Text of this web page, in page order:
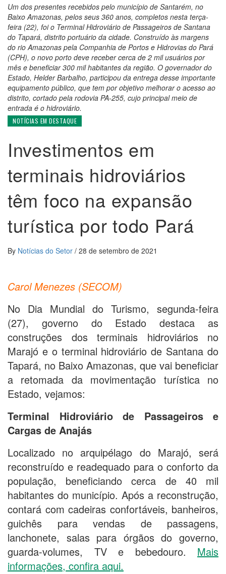
Um dos presentes recebidos pelo município de Santarém, no
Baixo Amazonas, pelos seus 360 anos, completos nesta terça-
feira (22), foi o Terminal Hidroviário de Passageiros de Santana
do Tapará, distrito portuário da cidade. Construído às margens
do rio Amazonas pela Companhia de Portos e Hidrovias do Pará
(CPH), o novo porto deve receber cerca de 2 mil usuários por
mês e beneficiar 300 mil habitantes da região. O governador do
Estado, Helder Barbalho, participou da entrega desse importante
equipamento público, que tem por objetivo melhorar o acesso ao
distrito, cortado pela rodovia PA-255, cujo principal meio de
entrada é o hidroviário.
NOTÍCIAS EM DESTAQUE
Investimentos em
terminais hidroviários
têm foco na expansão
turística por todo Pará
By Notícias do Setor / 28 de setembro de 2021
Carol Menezes (SECOM)
No Dia Mundial do Turismo, segunda-feira
(27), governo do Estado destaca as
construções dos terminais hidroviários no
Marajó e o terminal hidroviário de Santana do
Tapará, no Baixo Amazonas, que vai beneficiar
a retomada da movimentação turística no
Estado, vejamos:
Terminal Hidroviário de Passageiros e
Cargas de Anajás
Localizado no arquipélago do Marajó, será
reconstruído e readequado para o conforto da
população, beneficiando cerca de 40 mil
habitantes do município. Após a reconstrução,
contará com cadeiras confortáveis, banheiros,
guichês para vendas de passagens,
lanchonete, salas para órgãos do governo,
guarda-volumes, TV e bebedouro. Mais
informações, confira aqui.